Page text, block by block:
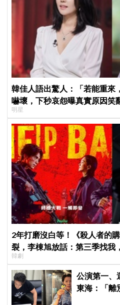
韓佳人語出驚人：「若能重來
嚇壞，下秒哀怨曝真實原因笑
明星
2年打磨沒白等！《殺人者的
裂，李棟旭放話：第三季找我
韓劇
公演第一、
東海：「離